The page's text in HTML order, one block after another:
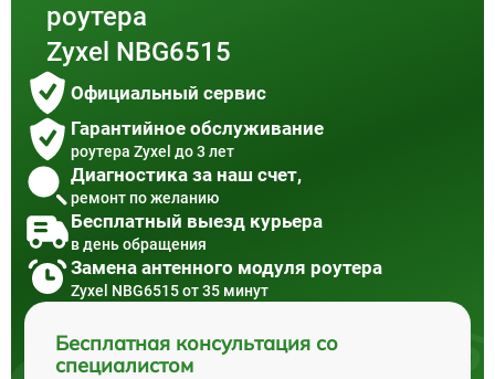
роутера
Zyxel NBG6515
Официальный сервис
Гарантийное обслуживание
роутера Zyxel до 3 лет
Диагностика за наш счет,
ремонт по желанию
Бесплатный выезд курьера
в день обращения
Замена антенного модуля роутера
Zyxel NBG6515 от 35 минут
Бесплатная консультация со
специалистом